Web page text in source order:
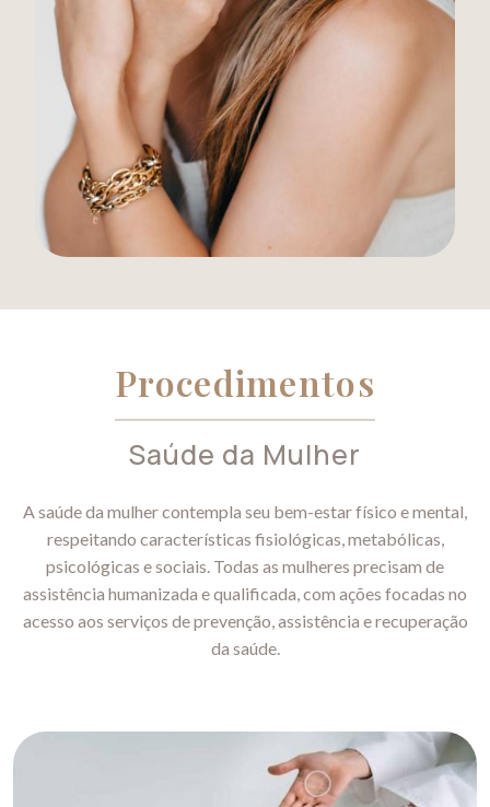
Procedimentos
Saúde da Mulher
A saúde da mulher contempla seu bem-estar físico e mental,
respeitando características fisiológicas, metabólicas,
psicológicas e sociais. Todas as mulheres precisam de
assistência humanizada e qualificada, com ações focadas no
acesso aos serviços de prevenção, assistência e recuperação
da saúde.